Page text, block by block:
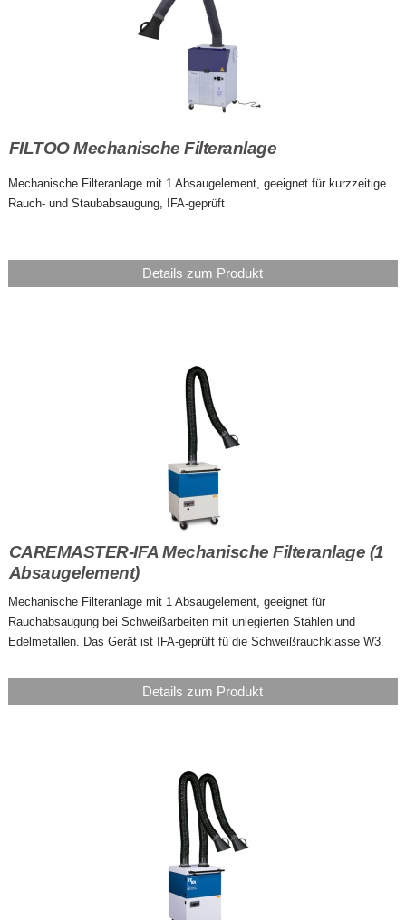
FILTOO Mechanische Filteranlage
Mechanische Filteranlage mit 1 Absaugelement, geeignet für kurzzeitige
Rauch- und Staubabsaugung, IFA-geprüft
Details zum Produkt
CAREMASTER-IFA Mechanische Filteranlage (1
Absaugelement)
Mechanische Filteranlage mit 1 Absaugelement, geeignet für
Rauchabsaugung bei Schweißarbeiten mit unlegierten Stählen und
Edelmetallen. Das Gerät ist IFA-geprüft fü die Schweißrauchklasse W3.
Details zum Produkt